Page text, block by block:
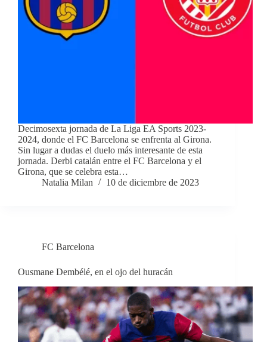
Decimosexta jornada de La Liga EA Sports 2023-
2024, donde el FC Barcelona se enfrenta al Girona.
Sin lugar a dudas el duelo más interesante de esta
jornada. Derbi catalán entre el FC Barcelona y el
Girona, que se celebra esta…
Natalia Milan
10 de diciembre de 2023
FC Barcelona
Ousmane Dembélé, en el ojo del huracán